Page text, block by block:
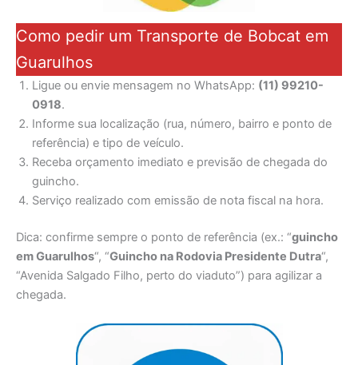
Como pedir um Transporte de Bobcat em
Guarulhos
Ligue ou envie mensagem no WhatsApp: (11) 99210-
0918.
Informe sua localização (rua, número, bairro e ponto de
referência) e tipo de veículo.
Receba orçamento imediato e previsão de chegada do
guincho.
Serviço realizado com emissão de nota fiscal na hora.
Dica: confirme sempre o ponto de referência (ex.: “guincho
em Guarulhos“, “Guincho na Rodovia Presidente Dutra“,
“Avenida Salgado Filho, perto do viaduto”) para agilizar a
chegada.